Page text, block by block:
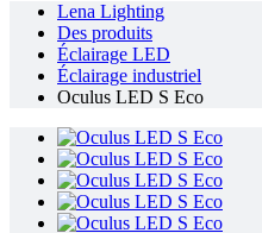
Lena Lighting
Des produits
Éclairage LED
Éclairage industriel
Oculus LED S Eco